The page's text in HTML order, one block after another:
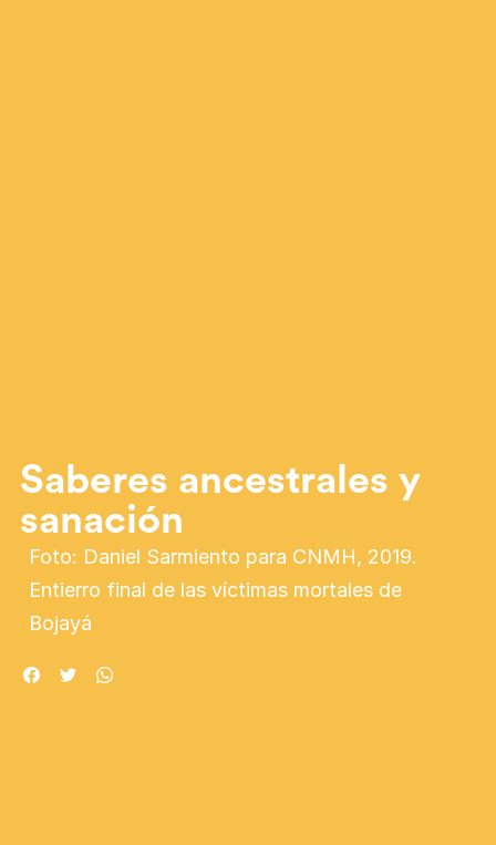
Saberes ancestrales y
sanación
Foto: Daniel Sarmiento para CNMH, 2019.
Entierro final de las víctimas mortales de
Bojayá